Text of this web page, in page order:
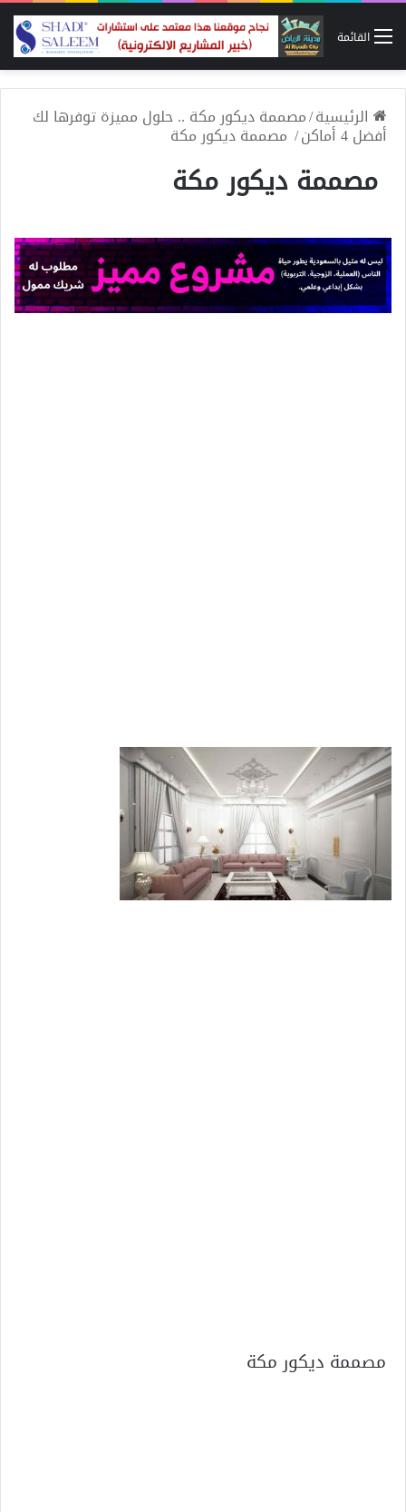
القائمة
الرئيسية/مصممة ديكور مكة .. حلول مميزة توفرها لك
أفضل 4 أماكن / مصممة ديكور مكة
مصممة ديكور مكة
مصممة ديكور مكة